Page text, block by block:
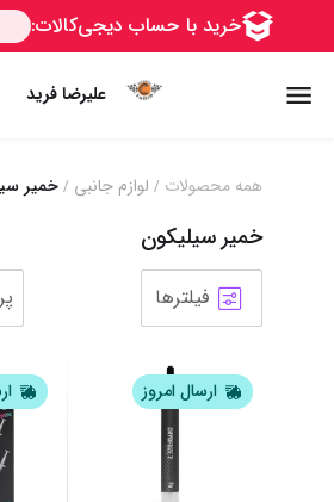
علیرضا فرید
همه محصولات / لوازم جانبی / خمیر
خمیر سیلیکون
فیلترها
ارسال امروز